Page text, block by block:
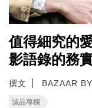
值得細究的
影語錄的務
撰文 BAZAAR
誠品專欄